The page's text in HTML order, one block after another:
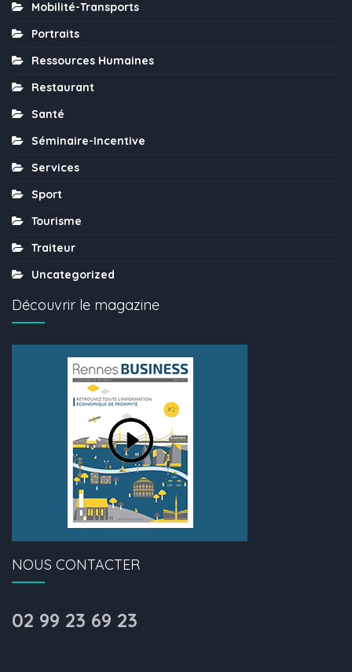
Mobilité-Transports
Portraits
Ressources Humaines
Restaurant
Santé
Séminaire-Incentive
Services
Sport
Tourisme
Traiteur
Uncategorized
Découvrir le magazine
NOUS CONTACTER
02 99 23 69 23